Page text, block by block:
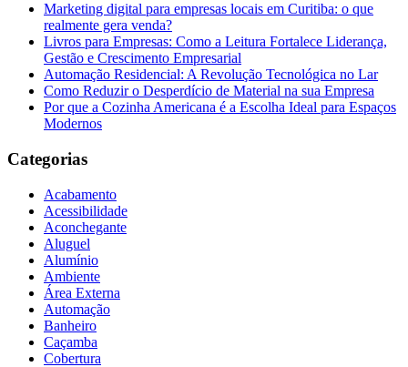
Marketing digital para empresas locais em Curitiba: o que
realmente gera venda?
Livros para Empresas: Como a Leitura Fortalece Liderança,
Gestão e Crescimento Empresarial
Automação Residencial: A Revolução Tecnológica no Lar
Como Reduzir o Desperdício de Material na sua Empresa
Por que a Cozinha Americana é a Escolha Ideal para Espaços
Modernos
Categorias
Acabamento
Acessibilidade
Aconchegante
Aluguel
Alumínio
Ambiente
Área Externa
Automação
Banheiro
Caçamba
Cobertura